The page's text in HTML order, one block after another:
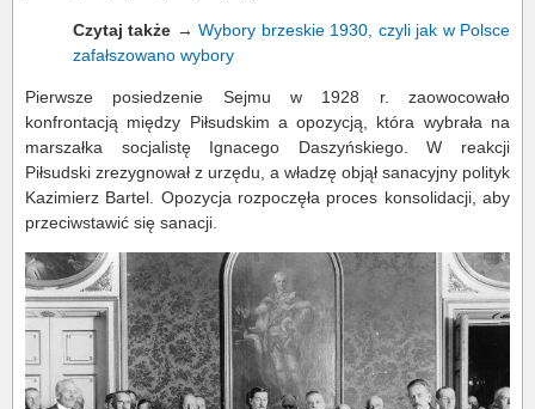
Czytaj także →Wybory brzeskie 1930, czyli jak w Polsce
zafałszowano wybory
Pierwsze posiedzenie Sejmu w 1928 r. zaowocowało
konfrontacją między Piłsudskim a opozycją, która wybrała na
marszałka socjalistę Ignacego Daszyńskiego. W reakcji
Piłsudski zrezygnował z urzędu, a władzę objął sanacyjny polityk
Kazimierz Bartel. Opozycja rozpoczęła proces konsolidacji, aby
przeciwstawić się sanacji.